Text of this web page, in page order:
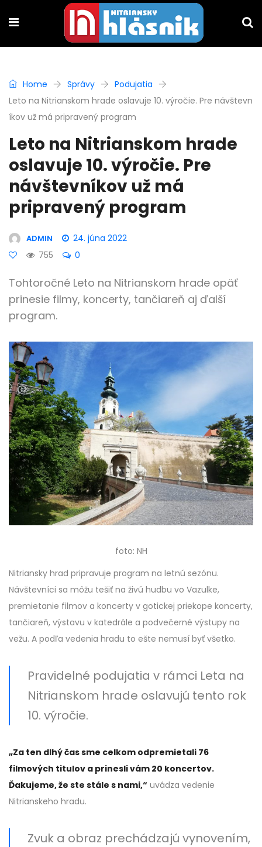
Home Správy
Podujatia
Leto na Nitrianskom hrade oslavuje 10. výročie. Pre návštevn
íkov už má pripravený program
Leto na Nitrianskom hrade
oslavuje 10. výročie. Pre
návštevníkov už má
pripravený program
ADMIN
24. júna 2022
755
0
Tohtoročné Leto na Nitrianskom hrade opäť
prinesie filmy, koncerty, tančiareň aj ďalší
program.
foto: NH
Nitriansky hrad pripravuje program na letnú sezónu.
Návštevníci sa môžu tešiť na živú hudbu vo Vazulke,
premietanie filmov a koncerty v gotickej priekope koncerty,
tančiareň, výstavu v katedrále a podvečerné výstupy na
vežu. A podľa vedenia hradu to ešte nemusí byť všetko.
Pravidelné podujatia v rámci Leta na
Nitrianskom hrade oslavujú tento rok
10. výročie.
„Za ten dlhý čas sme celkom odpremietali 76
filmových titulov a prinesli vám 20 koncertov.
Ďakujeme, že ste stále s nami,“ uvádza vedenie
Nitrianskeho hradu.
Zvuk a obraz prechádzajú vynovením,